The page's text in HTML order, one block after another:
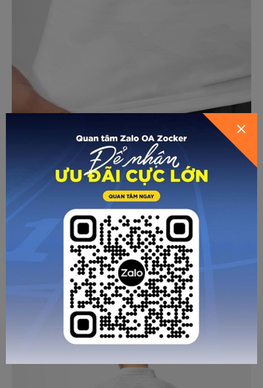
Áo Thi Đấu Pickleball Zocker JAC08 Nam – Cổ bẻ – Trắng
có tính ứng dụng cao, phù hợp để mặc khi thi đấu pickleball,
tập gym, chạy bộ hoặc làm đồng phục câu lạc bộ. Với thiết
kế cổ bẻ lịch sự và cảm giác mặc dễ chịu, sản phẩm cũng
có thể sử dụng như đồng phục công ty cao cấp trong các
hoạt động thường ngày.
Nhờ độ bền tốt, khả năng giữ form và dễ bảo quản, chiếc
áo này là lựa chọn đáng tin cậy cho những ai đang tìm kiếm
một mẫu áo thể thao vừa đẹp, vừa thoải mái và sử dụng lâu
HƯỚNG DẪN CHỌN SIZE
GỬI THÔNG TIN ĐỂ ZOCKER TƯ